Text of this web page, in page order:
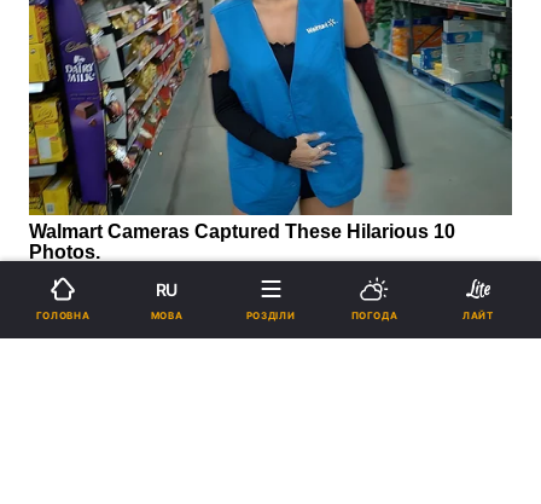
ГОЛОВНА
RU
МОВА РОЗДІЛИ ПОГОДА ЛАЙТ